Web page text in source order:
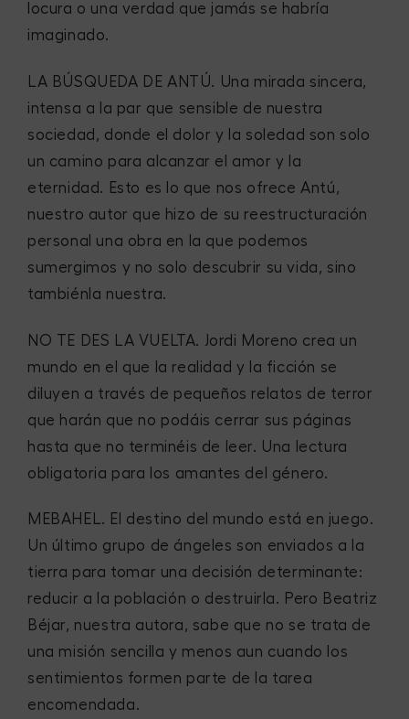
locura o una verdad que jamás se habría
imaginado.
LA BÚSQUEDA DE ANTÚ. Una mirada sincera,
intensa a la par que sensible de nuestra
sociedad, donde el dolor y la soledad son solo
un camino para alcanzar el amor y la
eternidad. Esto es lo que nos ofrece Antú,
nuestro autor que hizo de su reestructuración
personal una obra en la que podemos
sumergimos y no solo descubrir su vida, sino
tambiénla nuestra.
NO TE DES LA VUELTA. Jordi Moreno crea un
mundo en el que la realidad y la ficción se
diluyen a través de pequeños relatos de terror
que harán que no podáis cerrar sus páginas
hasta que no terminéis de leer. Una lectura
obligatoria para los amantes del género.
MEBAHEL. El destino del mundo está en juego.
Un último grupo de ángeles son enviados a la
tierra para tomar una decisión determinante:
reducir a la población o destruirla. Pero Beatriz
Béjar, nuestra autora, sabe que no se trata de
una misión sencilla y menos aun cuando los
sentimientos formen parte de la tarea
encomendada.